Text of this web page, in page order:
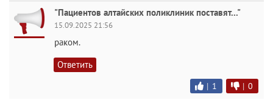
"Пациентов алтайских поликлиник поставят..."
15.09.2025 21:56
раком.
Ответить
| 1 | 0